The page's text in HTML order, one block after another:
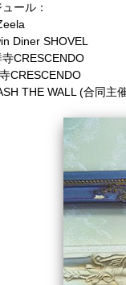
ール：
Diner SHOVEL
CRESCENDO
CRESCENDO
THE WALL (合同主